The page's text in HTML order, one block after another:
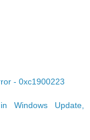
- 0xc1900223
Windows Update,